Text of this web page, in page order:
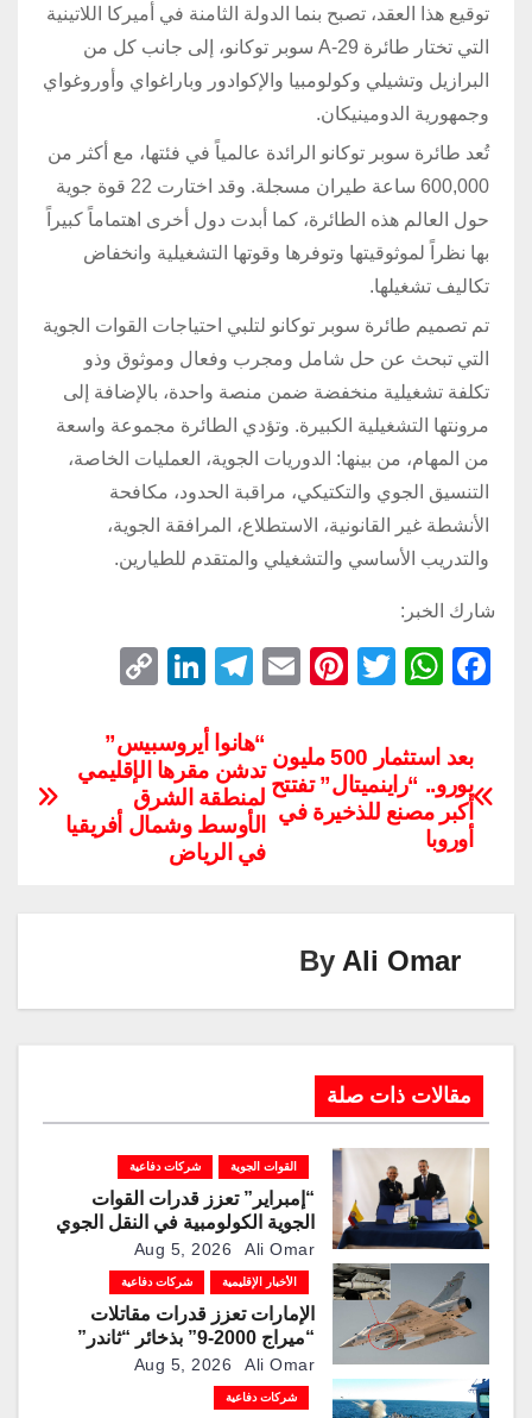
توقيع هذا العقد، تصبح بنما الدولة الثامنة في أميركا اللاتينية
التي تختار طائرة A-29 سوبر توكانو، إلى جانب كل من
البرازيل وتشيلي وكولومبيا والإكوادور وباراغواي وأوروغواي
وجمهورية الدومينيكان.
تُعد طائرة سوبر توكانو الرائدة عالمياً في فئتها، مع أكثر من
600,000 ساعة طيران مسجلة. وقد اختارت 22 قوة جوية
حول العالم هذه الطائرة، كما أبدت دول أخرى اهتماماً كبيراً
بها نظراً لموثوقيتها وتوفرها وقوتها التشغيلية وانخفاض
تكاليف تشغيلها.
تم تصميم طائرة سوبر توكانو لتلبي احتياجات القوات الجوية
التي تبحث عن حل شامل ومجرب وفعال وموثوق وذو
تكلفة تشغيلية منخفضة ضمن منصة واحدة، بالإضافة إلى
مرونتها التشغيلية الكبيرة. وتؤدي الطائرة مجموعة واسعة
من المهام، من بينها: الدوريات الجوية، العمليات الخاصة،
التنسيق الجوي والتكتيكي، مراقبة الحدود، مكافحة
الأنشطة غير القانونية، الاستطلاع، المرافقة الجوية،
والتدريب الأساسي والتشغيلي والمتقدم للطيارين.
شارك الخبر:
F
c
e
b
o
W
at
s
A
T
tt
er
Pi
er
e
st
E
ail
T
e
gr
a
m
Li
k
e
dI
p
y
Li
“هانوا أيروسبيس”
تدشن مقرها الإقليمي
لمنطقة الشرق
الأوسط وشمال أفريقيا
في الرياض
بعد استثمار 500 مليون
يورو.. “راينميتال” تفتتح
أكبر مصنع للذخيرة في
أوروبا
By Ali Omar
مقالات ذات صلة
القوات الجوية شركات دفاعية
“إمبراير” تعزز قدرات القوات
الجوية الكولومبية في النقل الجوي
والتزوّد بالوقود جوًا من خلال
تزويدها بطائرتي “كيه سي-390
ميلينيوم”
Aug 5, 2026 Ali Omar
الأخبار الإقليمية شركات دفاعية
الإمارات تعزز قدرات مقاتلات
“ميراج 2000-9” بذخائر “ثاندر”
الذكية المطورة محليًا
Aug 5, 2026 Ali Omar
شركات دفاعية